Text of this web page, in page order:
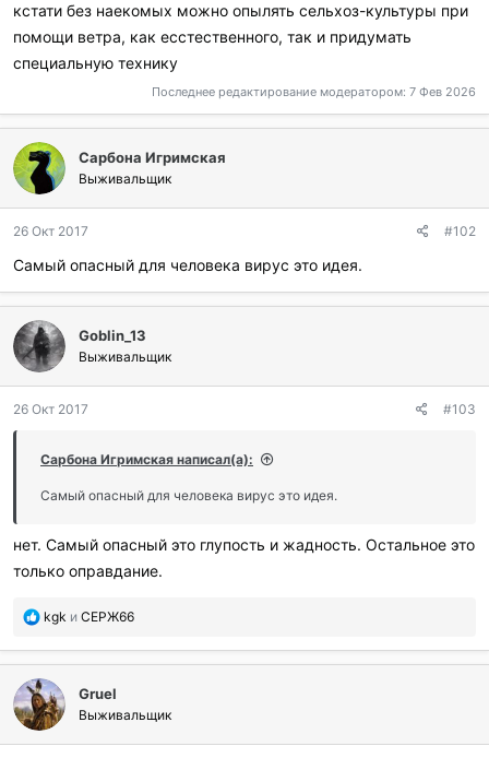
кстати без наекомых можно опылять сельхоз-культуры при
помощи ветра, как есстественного, так и придумать
специальную технику
Последнее редактирование модератором: 7 Фев 2026
Сарбона Игримская
Выживальщик
26 Окт 2017 #102
Самый опасный для человека вирус это идея.
Goblin_13
Выживальщик
26 Окт 2017 #103
Сарбона Игримская написал(а):
Самый опасный для человека вирус это идея.
нет. Самый опасный это глупость и жадность. Остальное это
только оправдание.
П
б
а
г
о
kgk и СЕРЖ66
Gruel
Выживальщик